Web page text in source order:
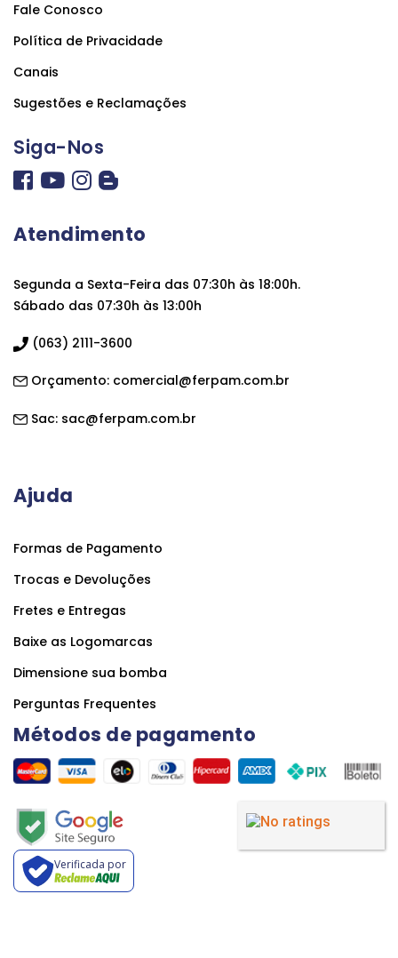
Fale Conosco
Política de Privacidade
Canais
Sugestões e Reclamações
Siga-Nos
Atendimento
Segunda a Sexta-Feira das 07:30h às 18:00h.
Sábado das 07:30h às 13:00h
(063) 2111-3600
Orçamento: comercial@ferpam.com.br
Sac: sac@ferpam.com.br
Ajuda
Formas de Pagamento
Trocas e Devoluções
Fretes e Entregas
Baixe as Logomarcas
Dimensione sua bomba
Perguntas Frequentes
Métodos de pagamento
Verificada por